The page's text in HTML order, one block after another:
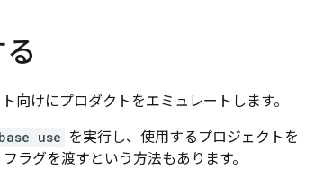
向けにプロダクトをエミュレートします。
use を実行し、使用するプロジェクトを
フラグを渡すという方法もあります。